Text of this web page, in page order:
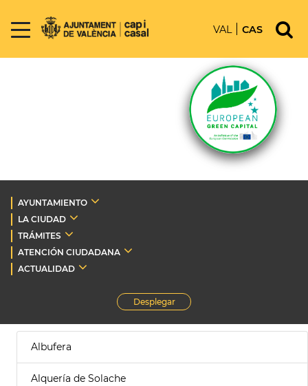
VAL CAS
AYUNTAMIENTO
LA CIUDAD
TRÁMITES
ATENCIÓN CIUDADANA
ACTUALIDAD
Desplegar
Albufera
Alquería de Solache